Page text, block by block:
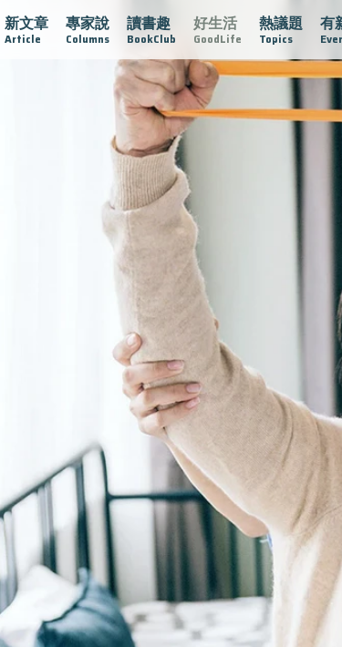
新文章
Article
專家說
Columns
讀書趣
BookClub
好生活
GoodLife
熱議題
Topics
有
來視 認識攝護腺肥大 守護骨骼健康 達文西